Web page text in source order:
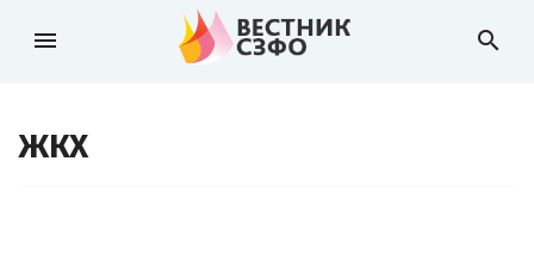
menu search
ЖКХ